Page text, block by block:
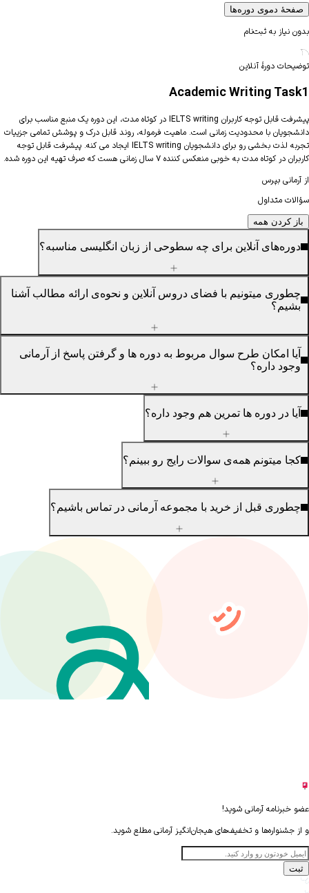
صفحهٔ دموی دوره‌ها
بدون نیاز به ثبت‌نام
توضیحات دورهٔ آنلاین
Academic Writing Task1
پیشرفت قابل توجه کاربران IELTS writing در کوتاه مدت، این دوره یک منبع مناسب برای
دانشجویان با محدودیت زمانی است. ماهیت فرموله، روند قابل درک و پوشش تمامی جزییات
تجربه لذت بخشی رو برای دانشجویان IELTS writing ایجاد می کنه. پیشرفت قابل توجه
کاربران در کوتاه مدت به خوبی منعکس کننده ۷ سال زمانی هست که صرف تهیه این دوره شده.
از آرمانی بپرس
سؤالات متداول
باز کردن همه
دوره‌های آنلاین برای چه سطوحی از زبان انگلیسی مناسبه؟
چطوری میتونیم با فضای دروس آنلاین و نحوه‌ی ارائه مطالب آشنا
بشیم؟
آیا امکان طرح سوال مربوط به دوره ها و گرفتن پاسخ از آرمانی
وجود داره؟
آیا در دوره ها تمرین هم وجود داره؟
کجا میتونم همه‌ی سوالات رایج رو ببینم؟
چطوری قبل از خرید با مجموعه آرمانی در تماس باشیم؟
عضو خبرنامه آرمانی شوید!
و از جشنواره‌ها و تخفیف‌های هیجان‌انگیز آرمانی مطلع شوید.
ثبت